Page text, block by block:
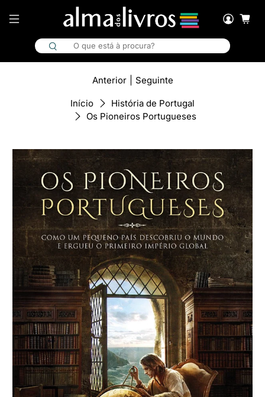
Início
História de Portugal
Os Pioneiros Portugueses
Anterior Seguinte